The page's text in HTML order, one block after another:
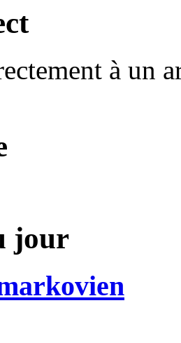
à un
jour